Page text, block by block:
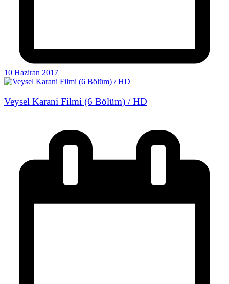
10 Haziran 2017
Veysel Karani Filmi (6 Bölüm) / HD